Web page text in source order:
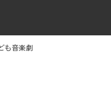
も音楽劇